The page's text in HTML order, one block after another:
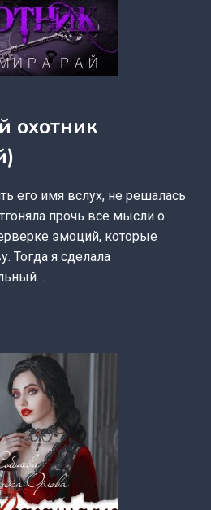
охотник
его имя вслух, не решалась
прочь все мысли о
эмоций, которые
Тогда я сделала